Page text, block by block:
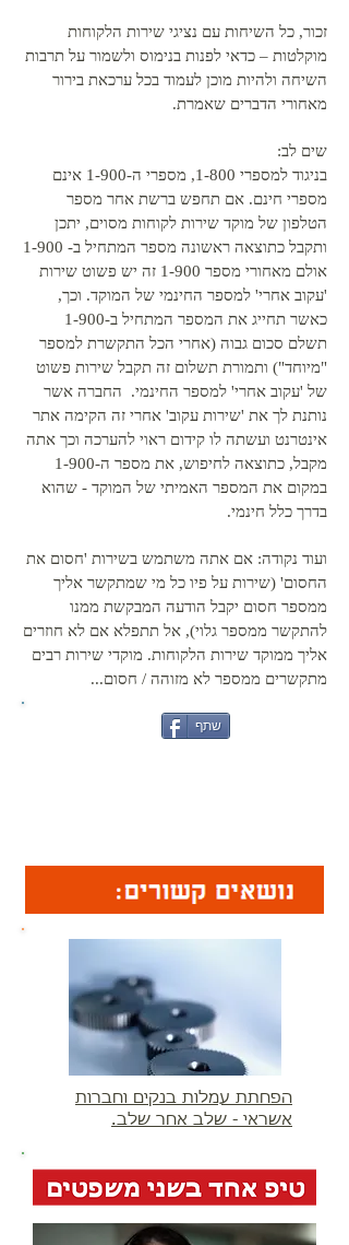
זכור, כל השיחות עם נציגי שירות הלקוחות
מוקלטות – כדאי לפנות בנימוס ולשמור על תרבות
השיחה ולהיות מוכן לעמוד בכל ערכאת בירור
מאחורי הדברים שאמרת.
שים לב:
בניגוד למספרי 1-800, מספרי ה-1-900 אינם
מספרי חינם. אם תחפש ברשת אחר מספר
הטלפון של מוקד שירות לקוחות מסוים, יתכן
ותקבל כתוצאה ראשונה מספר המתחיל ב- 1-900
אולם מאחורי מספר 1-900 זה יש פשוט שירות
'עקוב אחרי' למספר החינמי של המוקד. וכך,
כאשר תחייג את המספר המתחיל ב-1-900
תשלם סכום גבוה (אחרי הכל התקשרת למספר
"מיוחד") ותמורת תשלום זה תקבל שירות פשוט
של 'עקוב אחרי' למספר החינמי. החברה אשר
נותנת לך את 'שירות עקוב' אחרי זה הקימה אתר
אינטרנט ועשתה לו קידום ראוי להערכה וכך אתה
מקבל, כתוצאה לחיפוש, את מספר ה-1-900
במקום את המספר האמיתי של המוקד - שהוא
בדרך כלל חינמי.
ועוד נקודה: אם אתה משתמש בשירות 'חסום את
החסום' (שירות על פיו כל מי שמתקשר אליך
ממספר חסום יקבל הודעה המבקשת ממנו
להתקשר ממספר גלוי), אל תתפלא אם לא חוזרים
אליך ממוקד שירות הלקוחות. מוקדי שירות רבים
מתקשרים ממספר לא מזוהה / חסום...
הפחתת עמלות בנקים וחברות
אשראי - שלב אחר שלב.
שתף